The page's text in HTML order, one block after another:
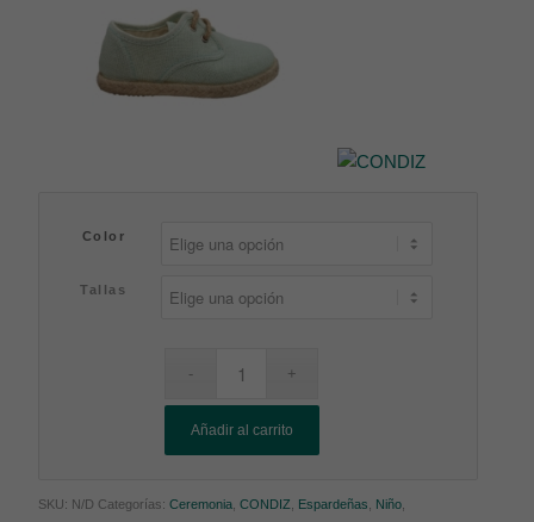
Color
Tallas
Añadir al carrito
SKU: N/D Categorías:Ceremonia ,CONDIZ Espardeñas Niño